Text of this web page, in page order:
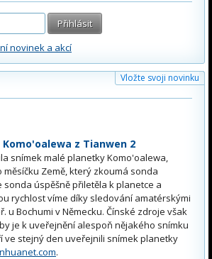
novinek a akcí
Vložte svoji novinku
z Tianwen 2
snímek malé planetky Komo'oalewa,
Země, který zkoumá sonda
sonda úspěšně přiletěla k planetce a
rychlost víme díky sledování amatérskými
u Bochumi v Německu. Čínské zdroje však
je k uveřejnění alespoň nějakého snímku
ve stejný den uveřejnili snímek planetky
.